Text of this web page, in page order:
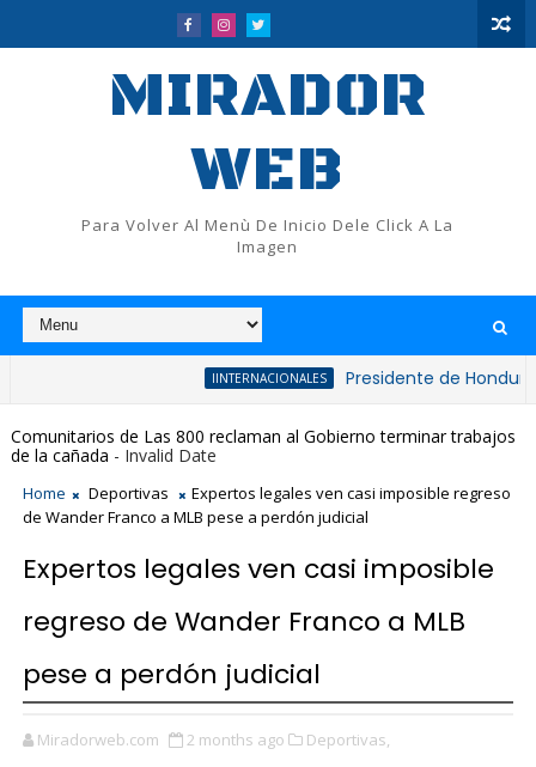
MIRADOR
WEB
Para Volver Al Menù De Inicio Dele Click A La
Imagen
IINTERNACIONALES Presidente de Honduras
Comunitarios de Las 800 reclaman al Gobierno terminar trabajos
de la cañada - Invalid Date
Home Deportivas
Expertos legales ven casi imposible regreso
de Wander Franco a MLB pese a perdón judicial
Expertos legales ven casi imposible
regreso de Wander Franco a MLB
pese a perdón judicial
Miradorweb.com 2 months ago Deportivas,